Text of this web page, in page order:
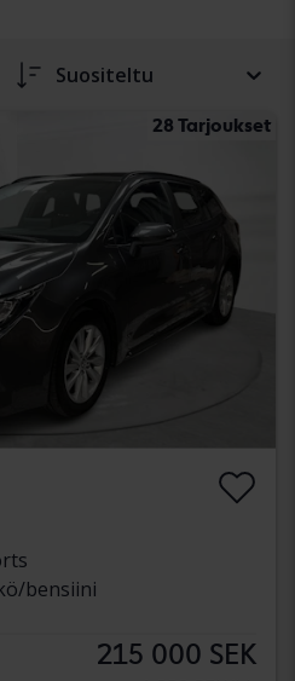
Suositeltu
28 Tarjoukset
bensiini
215 000 SEK